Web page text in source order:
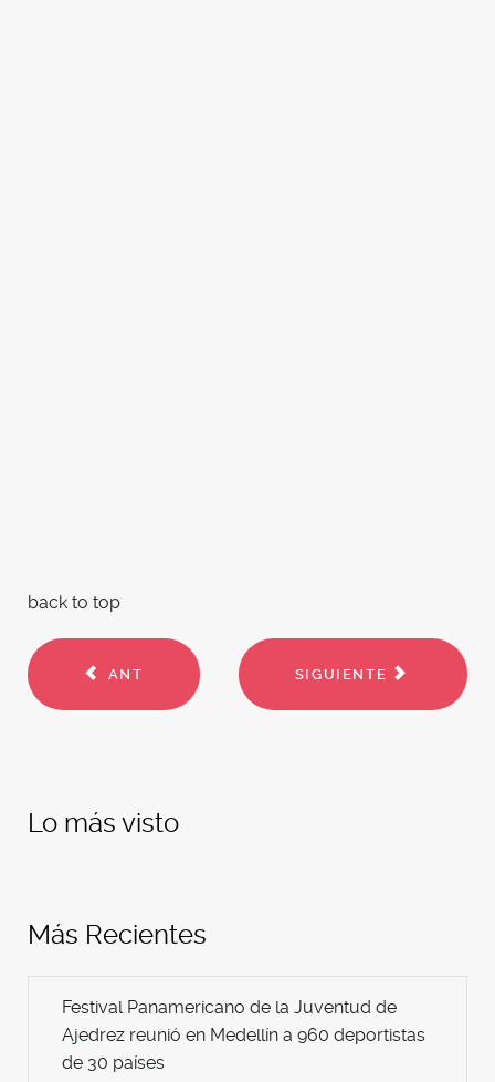
back to top
ANT SIGUIENTE
Lo más visto
Más Recientes
Festival Panamericano de la Juventud de
Ajedrez reunió en Medellín a 960 deportistas
de 30 países